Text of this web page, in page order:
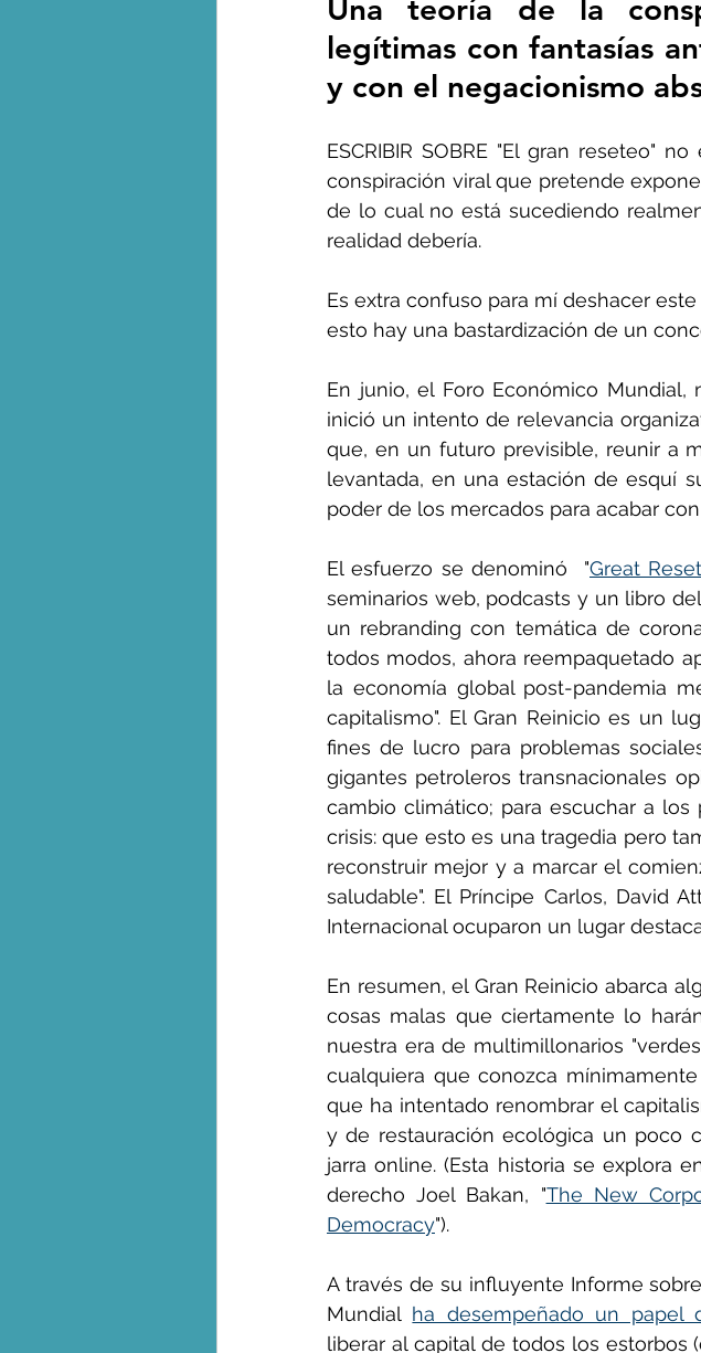
George Monbiot en español Huella de
Una teoría de la
legítimas con fantasías
y con el negacionismo
ESCRIBIR SOBRE "El gran reseteo"
conspiración viral que pretende
de lo cual no está sucediendo
realidad debería.
Es extra confuso para mí deshacer
esto hay una bastardización de un
En junio, el Foro Económico
inició un intento de relevancia
que, en un futuro previsible, reunir a
levantada, en una estación de esquí
poder de los mercados para acabar
El esfuerzo se denominó  "Great
seminarios web, podcasts y un libro
un rebranding con temática de
todos modos, ahora reempaquetado
la economía global post-pandemia
capitalismo". El Gran Reinicio es un
fines de lucro para problemas
gigantes petroleros transnacionales
cambio climático; para escuchar a
crisis: que esto es una tragedia pero
reconstruir mejor y a marcar el
saludable". El Príncipe Carlos, David
Internacional ocuparon un lugar
En resumen, el Gran Reinicio abarca
cosas malas que ciertamente lo
nuestra era de multimillonarios
cualquiera que conozca
que ha intentado renombrar el
y de restauración ecológica un poco
jarra online. (Esta historia se explora
derecho Joel Bakan, "The New
Democracy").
A través de su influyente Informe
Mundial ha desempeñado un papel
liberar al capital de todos los estorbos